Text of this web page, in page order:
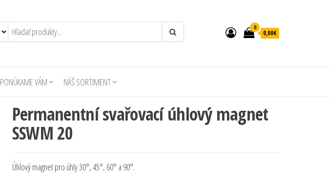
0
0,00€
PONÚKAME VÁM NÁŠ SORTIMENT
Permanentní svařovací úhlový magnet
SSWM 20
Úhlový magnet pro úhly 30°, 45°, 60° a 90°.